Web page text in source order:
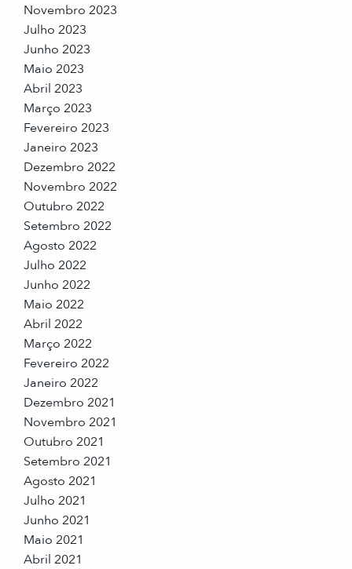
Novembro 2023
Julho 2023
Junho 2023
Maio 2023
Abril 2023
Março 2023
Fevereiro 2023
Janeiro 2023
Dezembro 2022
Novembro 2022
Outubro 2022
Setembro 2022
Agosto 2022
Julho 2022
Junho 2022
Maio 2022
Abril 2022
Março 2022
Fevereiro 2022
Janeiro 2022
Dezembro 2021
Novembro 2021
Outubro 2021
Setembro 2021
Agosto 2021
Julho 2021
Junho 2021
Maio 2021
Abril 2021